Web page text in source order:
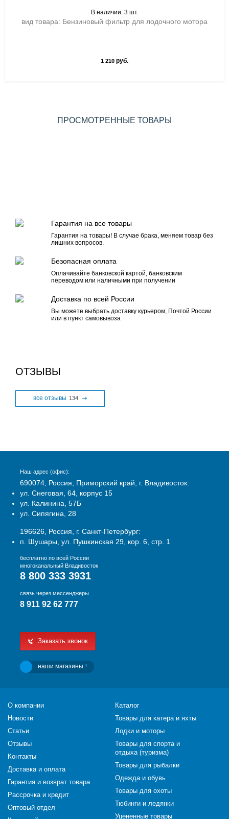
В наличии: 3 шт.
вид товара: Бензиновый фильтр для лодочного мотора
1 210 руб.
ПРОСМОТРЕННЫЕ ТОВАРЫ
Гарантия на все товары
Гарантия на товары! В случае брака, меняем товар без
лишних вопросов.
Безопасная оплата
Оплачивайте банковской картой, банковским
переводом или наличными при получении
Доставка по всей России
Вы можете выбрать доставку курьером, Почтой России
или в пункт самовывоза
ОТЗЫВЫ
все отзывы 134
Наш адрес (офис):
690074, Россия, Приморский край, г. Владивосток:
ул. Снеговая, 64, корпус 15
ул. Калинина, 57Б
ул. Сипягина, 28
196626, Россия, г. Санкт-Петербург:
п. Шушары, ул. Пушкинская 29, кор. 6, стр. 1
бесплатно по всей России
многоканальный Владивосток
8 800 333 3931
связь через мессенджеры
8 911 92 62 777
Заказать звонок
наши магазины 4
О компании
Новости
Статьи
Отзывы
Контакты
Доставка и оплата
Гарантия и возврат товара
Рассрочка и кредит
Оптовый отдел
Каталог
Товары для катера и яхты
Лодки и моторы
Товары для спорта и
отдыха (туризма)
Товары для рыбалки
Одежда и обувь
Товары для охоты
Тюбинги и ледянки
Уцененные товары